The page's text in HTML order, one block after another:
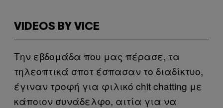
VIDEOS BY VICE
Tην εβδομάδα που μας πέρασε, τα
τηλεοπτικά σποτ έσπασαν το διαδίκτυο,
έγιναν τροφή για φιλικό chit chatting με
κάποιον συνάδελφο, αιτία για να